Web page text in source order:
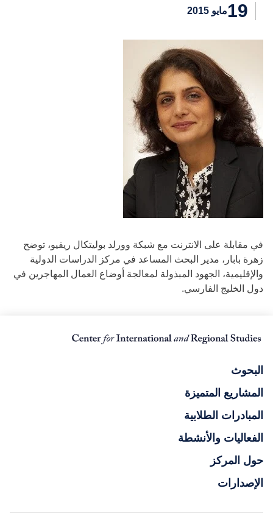
19مايو 2015
في مقابلة على الانترنت مع شبكة وورلد بوليتكال ريفيو، توضح
زهرة بابار، مدير البحث المساعد في مركز الدراسات الدولية
والإقليمية، الجهود المبذولة لمعالجة أوضاع العمال المهاجرين في
دول الخليج الفارسي.
البحوث
المشاريع المتميزة
المبادرات الطلابية
الفعاليات والأنشطة
حول المركز
الإصدارات